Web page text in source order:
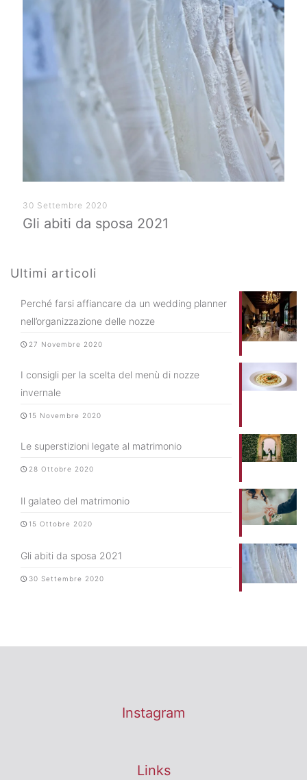
30 Settembre 2020
Gli abiti da sposa 2021
Ultimi articoli
Perché farsi affiancare da un wedding planner
nell’organizzazione delle nozze
27 Novembre 2020
I consigli per la scelta del menù di nozze
invernale
15 Novembre 2020
Le superstizioni legate al matrimonio
28 Ottobre 2020
Il galateo del matrimonio
15 Ottobre 2020
Gli abiti da sposa 2021
30 Settembre 2020
Instagram
Links